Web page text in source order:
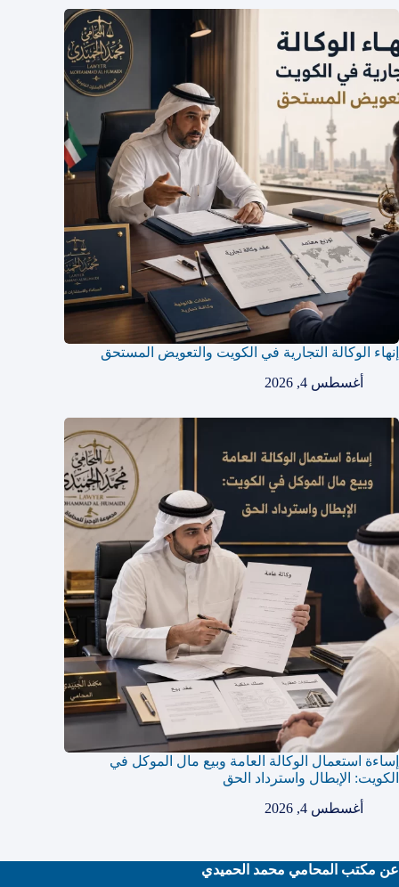
إنهاء الوكالة التجارية في الكويت والتعويض المستحق
أغسطس 4, 2026
إساءة استعمال الوكالة العامة وبيع مال الموكل في
الكويت: الإبطال واسترداد الحق
أغسطس 4, 2026
عن مكتب المحامي محمد الحميدي